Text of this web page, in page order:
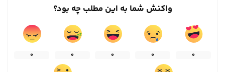
واکنش شما به این مطلب چه بود؟
0
0
0
0
0